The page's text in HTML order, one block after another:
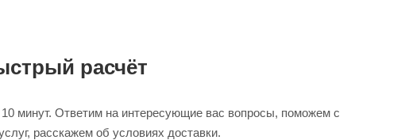
расчёт
минут. Ответим на интересующие вас вопросы, поможем с
расскажем об условиях доставки.